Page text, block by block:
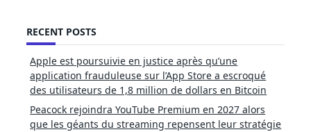
RECENT POSTS
Apple est poursuivie en justice après qu’une
application frauduleuse sur l’App Store a escroqué
des utilisateurs de 1,8 million de dollars en Bitcoin
Peacock rejoindra YouTube Premium en 2027 alors
que les géants du streaming repensent leur stratégie